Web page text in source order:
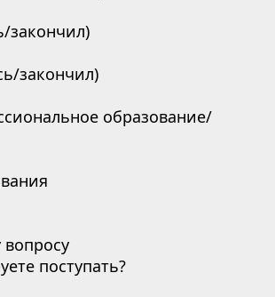
закончил)
закончил)
образование/
поступать?